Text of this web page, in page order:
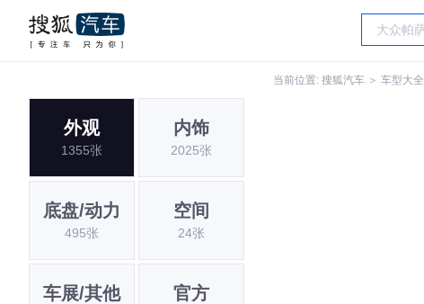
当前位置: 搜狐汽车 ＞ 车型大全
外观
1355张
内饰
2025张
底盘/动力
495张
空间
24张
车展/其他 官方